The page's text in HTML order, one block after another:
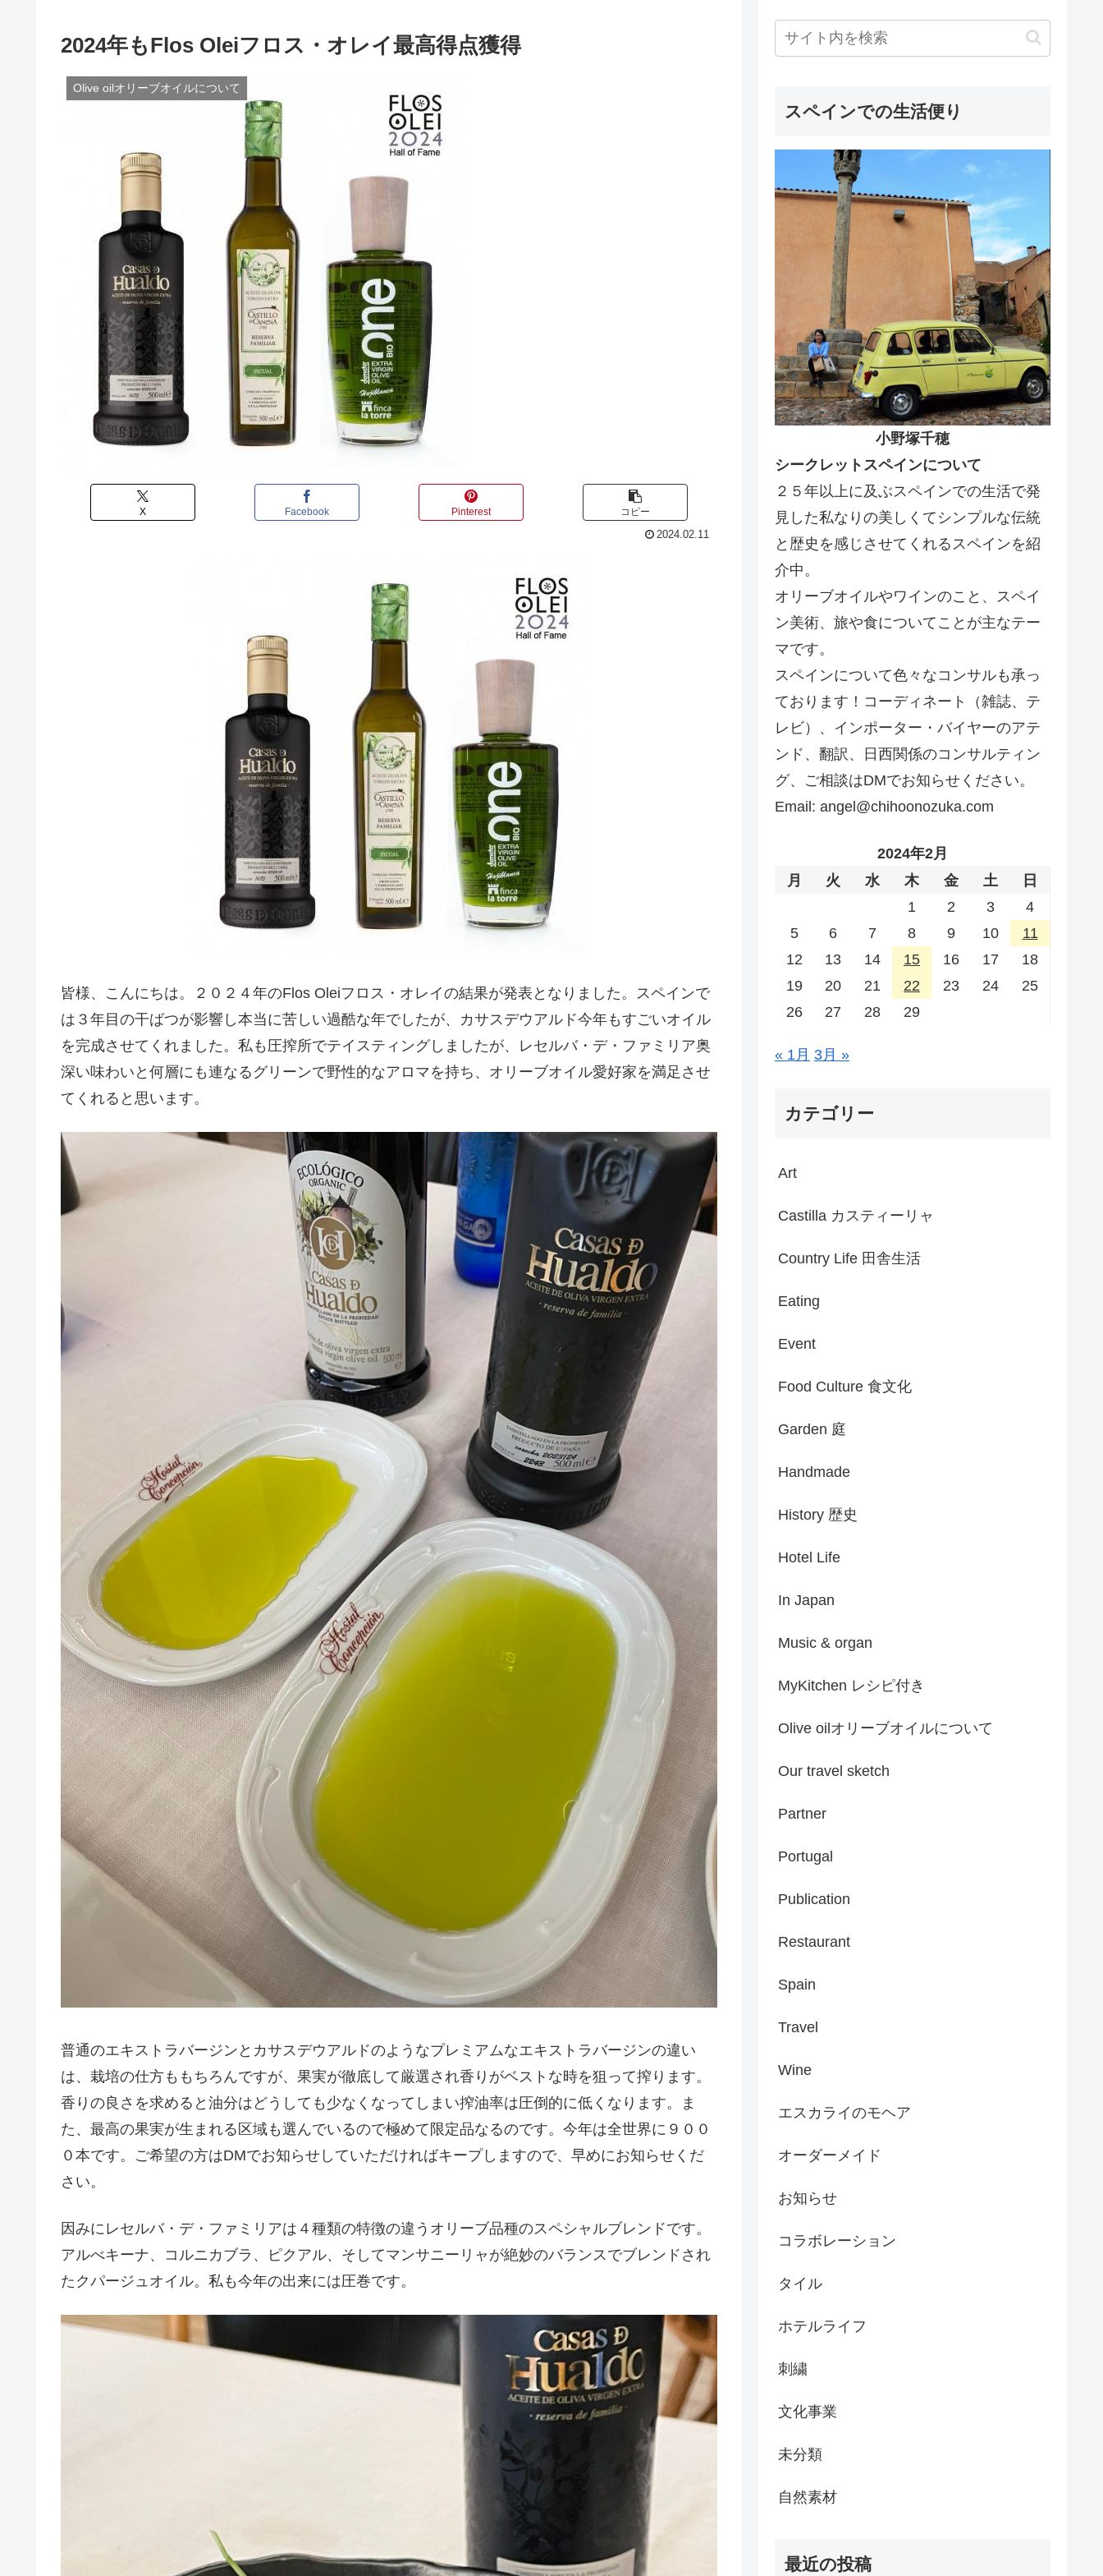
2024年もFlos Oleiフロス・オレイ最高得点獲得
Olive oilオリーブオイルについて
X Facebook Pinterest コピー
2024.02.11
皆様、こんにちは。２０２４年のFlos Oleiフロス・オレイの結果が発表となりました。スペインで
は３年目の干ばつが影響し本当に苦しい過酷な年でしたが、カサスデウアルド今年もすごいオイル
を完成させてくれました。私も圧搾所でテイスティングしましたが、レセルバ・デ・ファミリア奥
深い味わいと何層にも連なるグリーンで野性的なアロマを持ち、オリーブオイル愛好家を満足させ
てくれると思います。
普通のエキストラバージンとカサスデウアルドのようなプレミアムなエキストラバージンの違い
は、栽培の仕方ももちろんですが、果実が徹底して厳選され香りがベストな時を狙って搾ります。
香りの良さを求めると油分はどうしても少なくなってしまい搾油率は圧倒的に低くなります。ま
た、最高の果実が生まれる区域も選んでいるので極めて限定品なるのです。今年は全世界に９００
０本です。ご希望の方はDMでお知らせしていただければキープしますので、早めにお知らせくだ
さい。
因みにレセルバ・デ・ファミリアは４種類の特徴の違うオリーブ品種のスペシャルブレンドです。
アルべキーナ、コルニカブラ、ピクアル、そしてマンサニーリャが絶妙のバランスでブレンドされ
たクパージュオイル。私も今年の出来には圧巻です。
スペインでの生活便り
小野塚千穂
シークレットスペインについて
２５年以上に及ぶスペインでの生活で発
見した私なりの美しくてシンプルな伝統
と歴史を感じさせてくれるスペインを紹
介中。
オリーブオイルやワインのこと、スペイ
ン美術、旅や食についてことが主なテー
マです。
スペインについて色々なコンサルも承っ
ております！コーディネート（雑誌、テ
レビ）、インポーター・バイヤーのアテ
ンド、翻訳、日西関係のコンサルティン
グ、ご相談はDMでお知らせください。
Email: angel@chihoonozuka.com
2024年2月
月
火 水 木 金 土
日
1
2 3
4
5
6 7 8 9 10
11
12
13 14 15 16 17
18
19
20 21 22 23 24
25
26
27 28 29
« 1月 3月 »
カテゴリー
Art
Castilla カスティーリャ
Country Life 田舎生活
Eating
Event
Food Culture 食文化
Garden 庭
Handmade
History 歴史
Hotel Life
In Japan
Music & organ
MyKitchen レシピ付き
Olive oilオリーブオイルについて
Our travel sketch
Partner
Portugal
Publication
Restaurant
Spain
Travel
Wine
エスカライのモヘア
オーダーメイド
お知らせ
コラボレーション
タイル
ホテルライフ
刺繍
文化事業
未分類
自然素材
最近の投稿